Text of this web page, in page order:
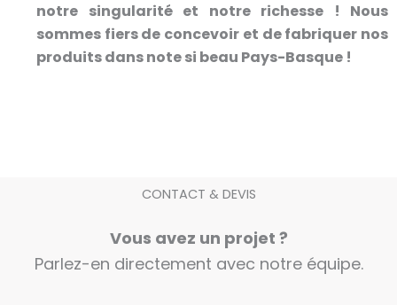
notre singularité et notre richesse ! Nous
sommes fiers de concevoir et de fabriquer nos
produits dans note si beau Pays-Basque !
CONTACT & DEVIS
Vous avez un projet ?
Parlez-en directement avec notre équipe.